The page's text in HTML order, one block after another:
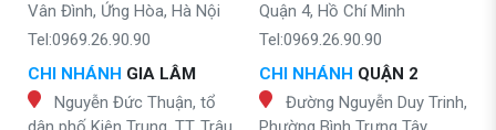
Vân Đình, Ứng Hòa, Hà Nội
Tel:0969.26.90.90
CHI NHÁNH GIA LÂM
Nguyễn Đức Thuận, tổ
Quận 4, Hồ Chí Minh
Tel:0969.26.90.90
CHI NHÁNH QUẬN 2
Đường Nguyễn Duy Trinh,